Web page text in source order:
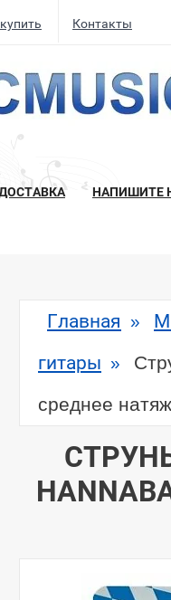
Контакты
НАПИШИТЕ
Главная »
гитары »
среднее